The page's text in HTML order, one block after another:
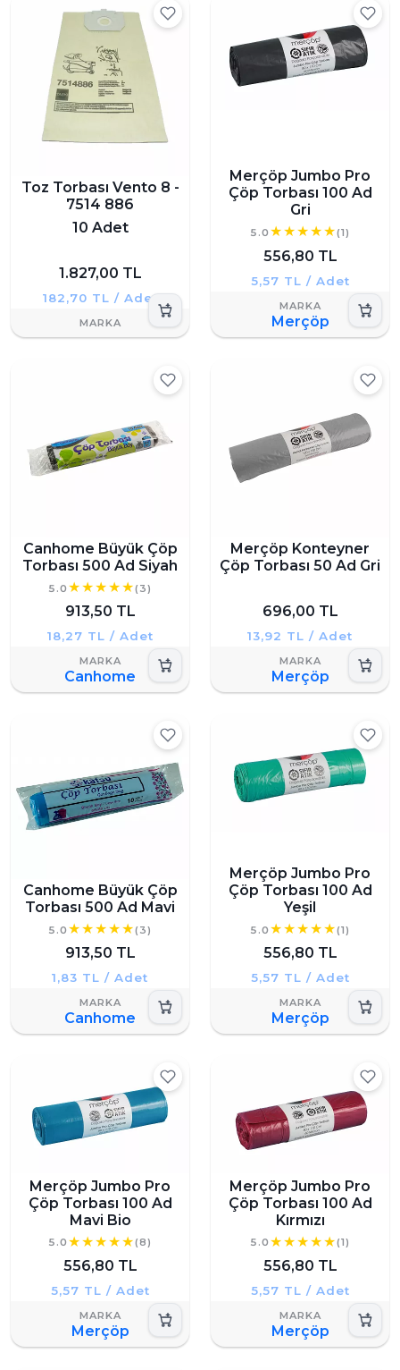
Toz Torbası Vento 8 -
7514 886
10 Adet
1.827,00 TL
182,70 TL / Adet
Merçöp Jumbo Pro
Çöp Torbası 100 Ad
Gri
5.0 (1)
556,80 TL
5,57 TL / Adet
Merçöp
Canhome Büyük Çöp
Torbası 500 Ad Siyah
5.0 (3)
913,50 TL
18,27 TL / Adet
Canhome
Merçöp Konteyner
Çöp Torbası 50 Ad Gri
696,00 TL
13,92 TL / Adet
Merçöp
Canhome Büyük Çöp
Torbası 500 Ad Mavi
5.0 (3)
913,50 TL
1,83 TL / Adet
Canhome
Merçöp Jumbo Pro
Çöp Torbası 100 Ad
Yeşil
5.0 (1)
556,80 TL
5,57 TL / Adet
Merçöp
Merçöp Jumbo Pro
Çöp Torbası 100 Ad
Mavi Bio
5.0 (8)
556,80 TL
5,57 TL / Adet
Merçöp
Merçöp Jumbo Pro
Çöp Torbası 100 Ad
Kırmızı
5.0 (1)
556,80 TL
5,57 TL / Adet
Merçöp